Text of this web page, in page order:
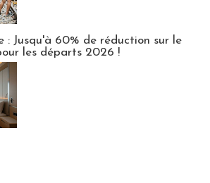
: Jusqu'à 60% de réduction sur le
les départs 2026 !